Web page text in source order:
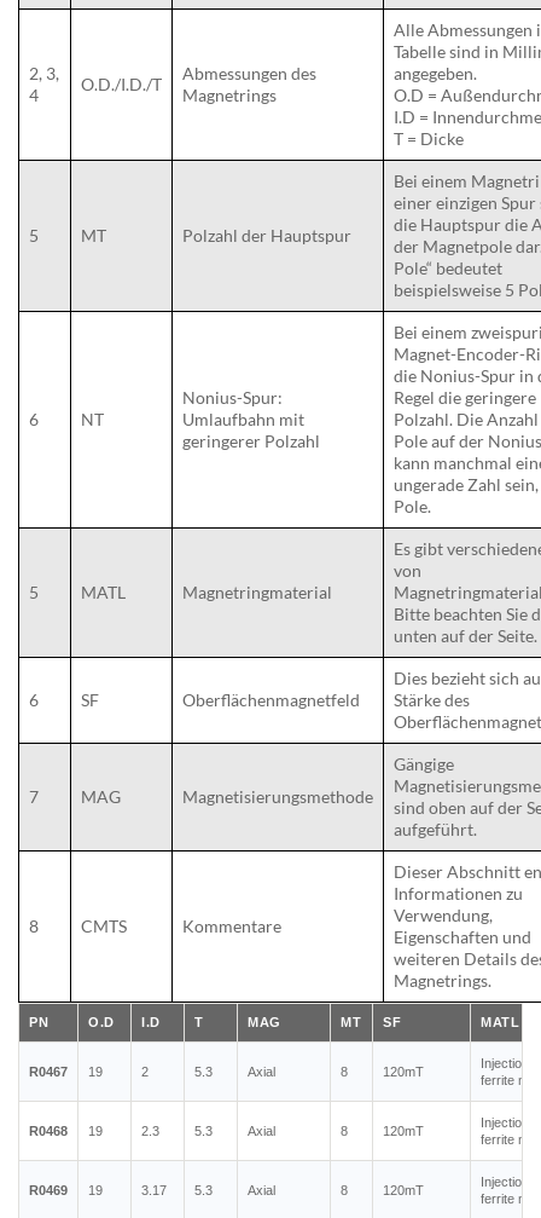
2, 3,
4
O.D./I.D./T
Abmessungen des
Magnetrings
Alle Abmessungen
Tabelle sind in
angegeben.
O.D =
I.D =
T = Dicke
5 MT Polzahl der Hauptspur
Bei einem
einer einzigen
die Hauptspur die
der Magnetpole
Pole“ bedeutet
beispielsweise 5
6 NT
Nonius-Spur:
Umlaufbahn mit
geringerer Polzahl
Bei einem
Magnet-Encoder-
die Nonius-Spur in
Regel die geringere
Polzahl. Die
Pole auf der
kann manchmal
ungerade Zahl sein,
Pole.
5 MATL Magnetringmaterial
Es gibt
von
Bitte beachten Sie
unten auf der Seite.
6 SF Oberflächenmagnetfeld
Dies bezieht sich
Stärke des
7 MAG Magnetisierungsmethode
Gängige
sind oben auf der
aufgeführt.
8 CMTS Kommentare
Dieser Abschnitt
Informationen zu
Verwendung,
Eigenschaften und
weiteren Details
Magnetrings.
PN O.D I.D T MAG MT SF MATL
R0467 19 2 5.3 Axial 8 120mT
Injection
ferrite
R0468 19 2.3 5.3 Axial 8 120mT
Injection
ferrite
R0469 19 3.17 5.3 Axial 8 120mT
Injection
ferrite